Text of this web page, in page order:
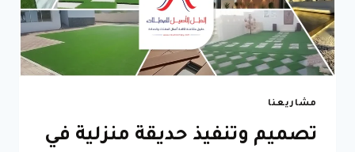
مشاريعنا
تصميم وتنفيذ حديقة منزلية في